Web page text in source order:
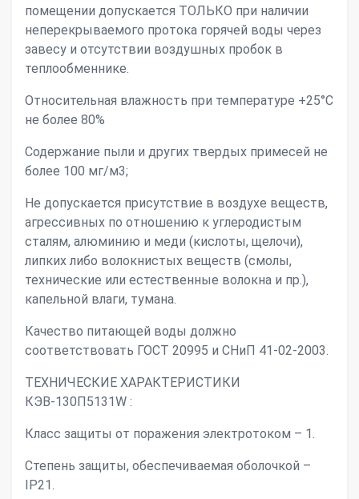
помещении допускается ТОЛЬКО при наличии
неперекрываемого протока горячей воды через
завесу и отсутствии воздушных пробок в
теплообменнике.
Относительная влажность при температуре +25°С
не более 80%
Содержание пыли и других твердых примесей не
более 100 мг/м3;
Не допускается присутствие в воздухе веществ,
агрессивных по отношению к углеродистым
сталям, алюминию и меди (кислоты, щелочи),
липких либо волокнистых веществ (смолы,
технические или естественные волокна и пр.),
капельной влаги, тумана.
Качество питающей воды должно
соответствовать ГОСТ 20995 и СНиП 41-02-2003.
ТЕХНИЧЕСКИЕ ХАРАКТЕРИСТИКИ
КЭВ-130П5131W :
Класс защиты от поражения электротоком – 1.
Степень защиты, обеспечиваемая оболочкой –
IP21.